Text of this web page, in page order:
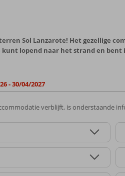
Sol Lanzarote! Het gezellige
lopend naar het strand en
- 30/04/2027
verblijft, is onderstaande